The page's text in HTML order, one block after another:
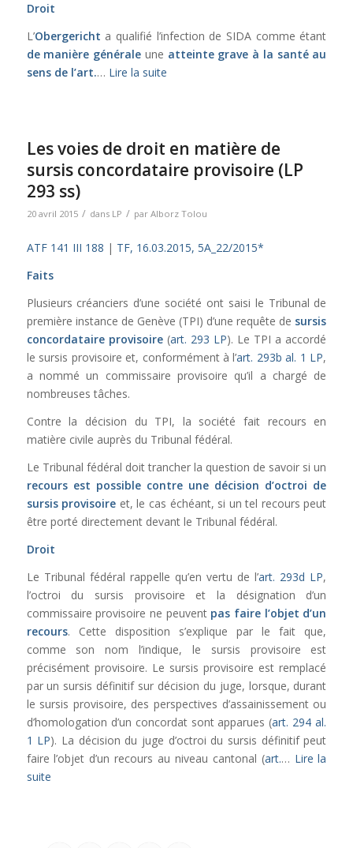
Droit
L’Obergericht a qualifié l’infection de SIDA comme étant
de manière générale une atteinte grave à la santé au
sens de l’art.… Lire la suite
Les voies de droit en matière de
sursis concordataire provisoire (LP
293 ss)
20 avril 2015 / dans LP / par Alborz Tolou
ATF 141 III 188 | TF, 16.03.2015, 5A_22/2015*
Faits
Plusieurs créanciers d’une société ont saisi le Tribunal de
première instance de Genève (TPI) d’une requête de sursis
concordataire provisoire(art. 293 LP). Le TPI a accordé
le sursis provisoire et, conformément à l’art. 293b al. 1 LP,
a nommé un commissaire provisoire qu’il a chargé de
nombreuses tâches.
Contre la décision du TPI, la société fait recours en
matière civile auprès du Tribunal fédéral.
Le Tribunal fédéral doit trancher la question de savoir si un
recours est possible contre une décision d’octroi de
sursis provisoire et, le cas échéant, si un tel recours peut
être porté directement devant le Tribunal fédéral.
Droit
Le Tribunal fédéral rappelle qu’en vertu de l’art. 293d LP,
l’octroi du sursis provisoire et la désignation d’un
commissaire provisoire ne peuvent pas faire l’objet d’un
recours. Cette disposition s’explique par le fait que,
comme son nom l’indique, le sursis provisoire est
précisément provisoire. Le sursis provisoire est remplacé
par un sursis définitif sur décision du juge, lorsque, durant
le sursis provisoire, des perspectives d’assainissement ou
d’homologation d’un concordat sont apparues (art. 294 al.
1 LP). La décision du juge d’octroi du sursis définitif peut
faire l’objet d’un recours au niveau cantonal (art.… Lire la
suite